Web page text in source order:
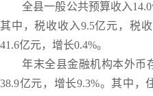
全县一般公共预算收入
其中，税收收入9.5亿元，税
41.6亿元，增长0.4%。
年末全县金融机构本外币
38.9亿元，增长9.3%。其中，